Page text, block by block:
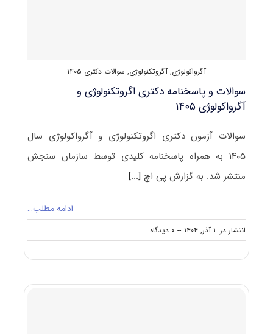
آگرواکولوژی, آگروتکنولوژی, سوالات دکتری ۱۴۰۵
سوالات و پاسخنامه دکتری اگروتکنولوژی و
آگرواکولوژی ۱۴۰۵
سوالات آزمون دکتری اگروتکنولوژی و آگرواکولوژی سال
۱۴۰۵ به همراه پاسخنامه کلیدی توسط سازمان سنجش
منتشر شد. به گزارش پی اچ[...]
ادامه مطلب…
انتشار در: ۱ آذر, ۱۴۰۴ -- ۰ دیدگاه
on
سوالات
اگروتکنولوژی